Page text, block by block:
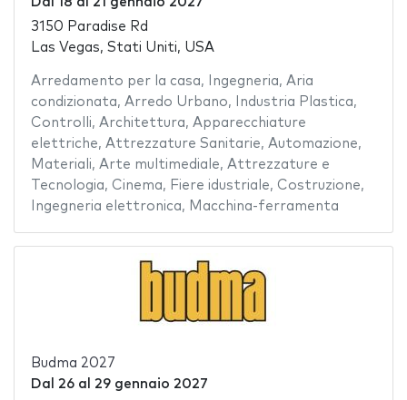
3150 Paradise Rd
Las Vegas, Stati Uniti, USA
Arredamento per la casa, Ingegneria, Aria
condizionata, Arredo Urbano, Industria Plastica,
Controlli, Architettura, Apparecchiature
elettriche, Attrezzature Sanitarie, Automazione,
Materiali, Arte multimediale, Attrezzature e
Tecnologia, Cinema, Fiere idustriale, Costruzione,
Ingegneria elettronica, Macchina-ferramenta
Budma 2027
Dal 26al 29 gennaio 2027